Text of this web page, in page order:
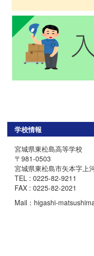
学校情報
宮城県東松島高等学校
〒981-0503
宮城県東松島市矢本字上
TEL : 0225-82-9211
FAX : 0225-82-2021
Mail：higashi-